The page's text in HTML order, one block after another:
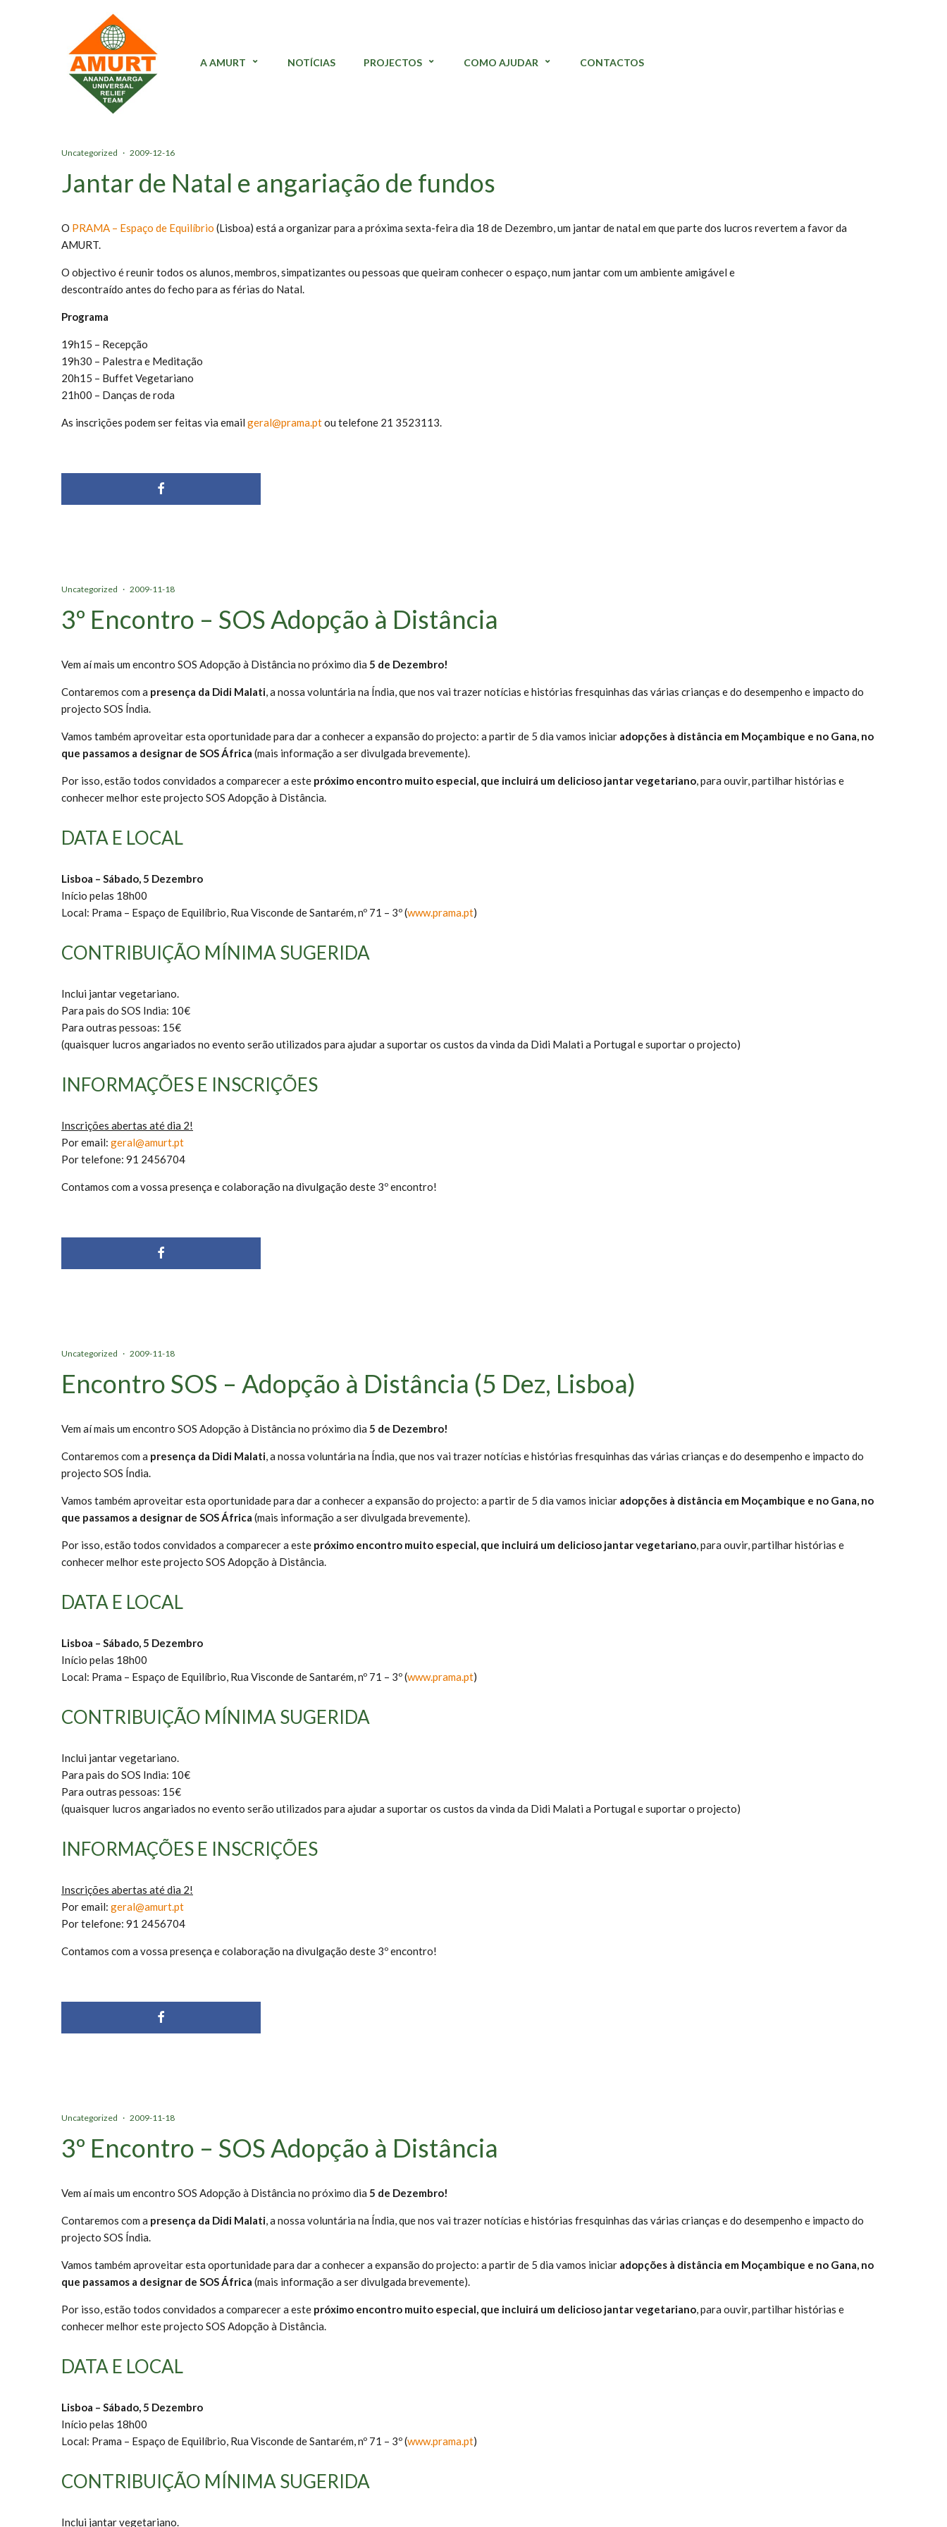
A AMURT NOTÍCIAS PROJECTOS COMO AJUDAR CONTACTOS
Uncategorized · 2009-12-16
Jantar de Natal e angariação de fundos
O PRAMA – Espaço de Equilíbrio (Lisboa) está a organizar para a próxima sexta-feira dia 18 de Dezembro, um jantar de natal em que parte dos lucros revertem a favor da
AMURT.
O objectivo é reunir todos os alunos, membros, simpatizantes ou pessoas que queiram conhecer o espaço, num jantar com um ambiente amigável e
descontraído antes do fecho para as férias do Natal.
Programa
19h15 – Recepção
19h30 – Palestra e Meditação
20h15 – Buffet Vegetariano
21h00 – Danças de roda
As inscrições podem ser feitas via email geral@prama.ptou telefone 21 3523113.
Uncategorized · 2009-11-18
3º Encontro – SOS Adopção à Distância
Vem aí mais um encontro SOS Adopção à Distância no próximo dia 5 de Dezembro!
Contaremos com a presença da Didi Malati , a nossa voluntária na Índia, que nos vai trazer notícias e histórias fresquinhas das várias crianças e do desempenho e impacto do
projecto SOS Índia.
Vamos também aproveitar esta oportunidade para dar a conhecer a expansão do projecto: a partir de 5 dia vamos iniciar adopções à distância em Moçambique e no Gana, no
que passamos a designar de SOS África (mais informação a ser divulgada brevemente).
Por isso, estão todos convidados a comparecer a este próximo encontro muito especial, que incluirá um delicioso jantar vegetariano , para ouvir, partilhar histórias e
conhecer melhor este projecto SOS Adopção à Distância.
DATA E LOCAL
Lisboa – Sábado, 5 Dezembro
Início pelas 18h00
Local: Prama – Espaço de Equilíbrio, Rua Visconde de Santarém, nº 71 – 3º (www.prama.pt)
CONTRIBUIÇÃO MÍNIMA SUGERIDA
Inclui jantar vegetariano.
Para pais do SOS India: 10€
Para outras pessoas: 15€
(quaisquer lucros angariados no evento serão utilizados para ajudar a suportar os custos da vinda da Didi Malati a Portugal e suportar o projecto)
INFORMAÇÕES E INSCRIÇÕES
Inscrições abertas até dia 2!
Por email: geral@amurt.pt
Por telefone: 91 2456704
Contamos com a vossa presença e colaboração na divulgação deste 3º encontro!
Uncategorized · 2009-11-18
Encontro SOS – Adopção à Distância (5 Dez, Lisboa)
Vem aí mais um encontro SOS Adopção à Distância no próximo dia 5 de Dezembro!
Contaremos com a presença da Didi Malati , a nossa voluntária na Índia, que nos vai trazer notícias e histórias fresquinhas das várias crianças e do desempenho e impacto do
projecto SOS Índia.
Vamos também aproveitar esta oportunidade para dar a conhecer a expansão do projecto: a partir de 5 dia vamos iniciar adopções à distância em Moçambique e no Gana, no
que passamos a designar de SOS África (mais informação a ser divulgada brevemente).
Por isso, estão todos convidados a comparecer a este próximo encontro muito especial, que incluirá um delicioso jantar vegetariano , para ouvir, partilhar histórias e
conhecer melhor este projecto SOS Adopção à Distância.
DATA E LOCAL
Lisboa – Sábado, 5 Dezembro
Início pelas 18h00
Local: Prama – Espaço de Equilíbrio, Rua Visconde de Santarém, nº 71 – 3º (www.prama.pt)
CONTRIBUIÇÃO MÍNIMA SUGERIDA
Inclui jantar vegetariano.
Para pais do SOS India: 10€
Para outras pessoas: 15€
(quaisquer lucros angariados no evento serão utilizados para ajudar a suportar os custos da vinda da Didi Malati a Portugal e suportar o projecto)
INFORMAÇÕES E INSCRIÇÕES
Inscrições abertas até dia 2!
Por email: geral@amurt.pt
Por telefone: 91 2456704
Contamos com a vossa presença e colaboração na divulgação deste 3º encontro!
Uncategorized · 2009-11-18
3º Encontro – SOS Adopção à Distância
Vem aí mais um encontro SOS Adopção à Distância no próximo dia 5 de Dezembro!
Contaremos com a presença da Didi Malati , a nossa voluntária na Índia, que nos vai trazer notícias e histórias fresquinhas das várias crianças e do desempenho e impacto do
projecto SOS Índia.
Vamos também aproveitar esta oportunidade para dar a conhecer a expansão do projecto: a partir de 5 dia vamos iniciar adopções à distância em Moçambique e no Gana, no
que passamos a designar de SOS África (mais informação a ser divulgada brevemente).
Por isso, estão todos convidados a comparecer a este próximo encontro muito especial, que incluirá um delicioso jantar vegetariano , para ouvir, partilhar histórias e
conhecer melhor este projecto SOS Adopção à Distância.
DATA E LOCAL
Lisboa – Sábado, 5 Dezembro
Início pelas 18h00
Local: Prama – Espaço de Equilíbrio, Rua Visconde de Santarém, nº 71 – 3º (www.prama.pt)
CONTRIBUIÇÃO MÍNIMA SUGERIDA
Inclui jantar vegetariano.